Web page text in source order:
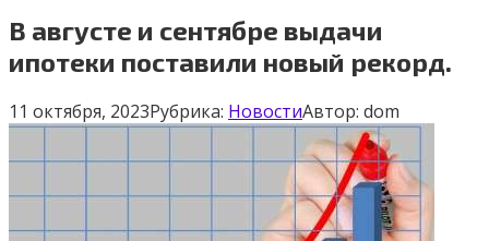
В августе и сентябре выдачи
ипотеки поставили новый рекорд.
11 октября, 2023Рубрика: НовостиАвтор: dom